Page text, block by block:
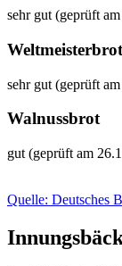
sehr gut (geprüft
Weltmeisterbrot
sehr gut (geprüft
Walnussbrot
gut (geprüft am
Quelle: Deutsches